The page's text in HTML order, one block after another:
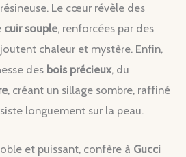
Le cœur révèle des
cuir souple, renforcées par des
chaleur et mystère. Enfin,
des bois précieux, du
, créant un sillage sombre, raffiné
longuement sur la peau.
et puissant, confère à Gucci